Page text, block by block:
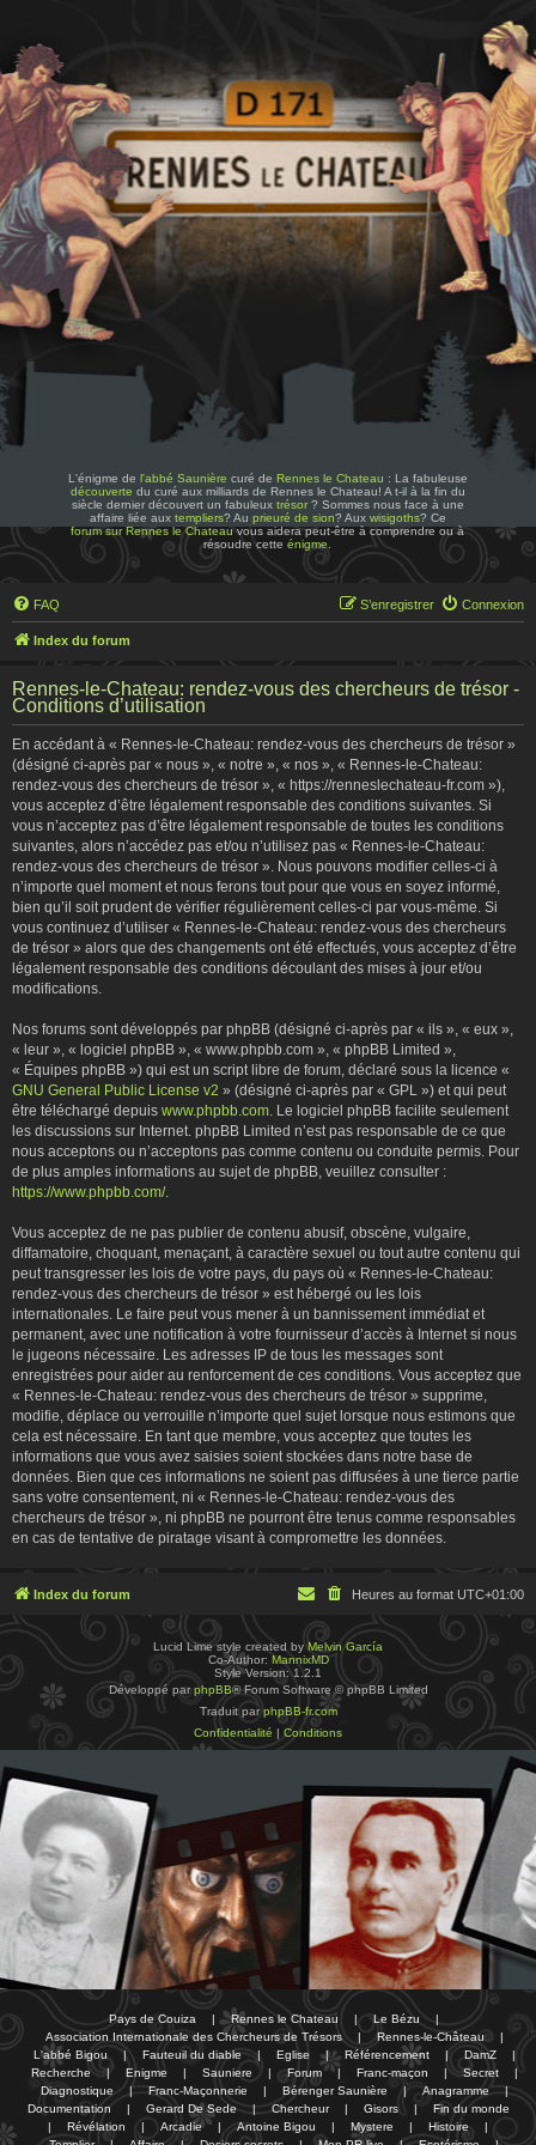
L'énigme de l'abbé Saunière curé de Rennes le Chateau : La fabuleuse
découverte du curé aux milliards de Rennes le Chateau! A t-il à la fin du
siècle dernier découvert un fabuleux trésor? Sommes nous face à une
affaire liée aux templiers? Au prieuré de sion? Aux wisigoths? Ce
forum sur Rennes le Chateauvous aidera peut-être à comprendre ou à
résoudre cetteénigme
FAQ Connexion
S’enregistrer
Index du forum
Rennes-le-Chateau: rendez-vous des chercheurs de trésor -
Conditions d’utilisation
En accédant à « Rennes-le-Chateau: rendez-vous des chercheurs de trésor »
(désigné ci-après par « nous », « notre », « nos », « Rennes-le-Chateau:
rendez-vous des chercheurs de trésor », « https://renneslechateau-fr.com »),
vous acceptez d’être légalement responsable des conditions suivantes. Si
vous n’acceptez pas d’être légalement responsable de toutes les conditions
suivantes, alors n’accédez pas et/ou n’utilisez pas « Rennes-le-Chateau:
rendez-vous des chercheurs de trésor ». Nous pouvons modifier celles-ci à
n’importe quel moment et nous ferons tout pour que vous en soyez informé,
bien qu’il soit prudent de vérifier régulièrement celles-ci par vous-même. Si
vous continuez d’utiliser « Rennes-le-Chateau: rendez-vous des chercheurs
de trésor » alors que des changements ont été effectués, vous acceptez d’être
légalement responsable des conditions découlant des mises à jour et/ou
modifications.
Nos forums sont développés par phpBB (désigné ci-après par « ils », « eux »,
« leur », « logiciel phpBB », « www.phpbb.com », « phpBB Limited »,
« Équipes phpBB ») qui est un script libre de forum, déclaré sous la licence «
GNU General Public License v2 » (désigné ci-après par « GPL ») et qui peut
être téléchargé depuis www.phpbb.com. Le logiciel phpBB facilite seulement
les discussions sur Internet. phpBB Limited n’est pas responsable de ce que
nous acceptons ou n’acceptons pas comme contenu ou conduite permis. Pour
de plus amples informations au sujet de phpBB, veuillez consulter :
https://www.phpbb.com/.
Vous acceptez de ne pas publier de contenu abusif, obscène, vulgaire,
diffamatoire, choquant, menaçant, à caractère sexuel ou tout autre contenu qui
peut transgresser les lois de votre pays, du pays où « Rennes-le-Chateau:
rendez-vous des chercheurs de trésor » est hébergé ou les lois
internationales. Le faire peut vous mener à un bannissement immédiat et
permanent, avec une notification à votre fournisseur d’accès à Internet si nous
le jugeons nécessaire. Les adresses IP de tous les messages sont
enregistrées pour aider au renforcement de ces conditions. Vous acceptez que
« Rennes-le-Chateau: rendez-vous des chercheurs de trésor » supprime,
modifie, déplace ou verrouille n’importe quel sujet lorsque nous estimons que
cela est nécessaire. En tant que membre, vous acceptez que toutes les
informations que vous avez saisies soient stockées dans notre base de
données. Bien que ces informations ne soient pas diffusées à une tierce partie
sans votre consentement, ni « Rennes-le-Chateau: rendez-vous des
chercheurs de trésor », ni phpBB ne pourront être tenus comme responsables
en cas de tentative de piratage visant à compromettre les données.
Index du forum Heures au format UTC+01:00
Lucid Lime style created by Melvin García
Co-Author: MannixMD
Style Version: 1.2.1
Développé parphpBB® Forum Software © phpBB Limited
Traduit par phpBB-fr.com
Confidentialité | Conditions
Pays de Couiza | Rennes le Chateau | Le Bézu
|
Association Internationale des Chercheurs de Trésors
| Rennes-le-Château
|
L'abbé Bigou
| Fauteuil du diable | Eglise | Référencement | DamZ
|
Recherche
| Enigme | Sauniere | Forum | Franc-maçon | Secret
|
Diagnostique
| Franc-Maçonnerie | Bérenger Saunière | Anagramme
|
Documentation
| Gerard De Sede | Chercheur | Gisors |
Fin du monde
|
Révélation | Arcadie | Antoine Bigou | Mystere | Histoire
|